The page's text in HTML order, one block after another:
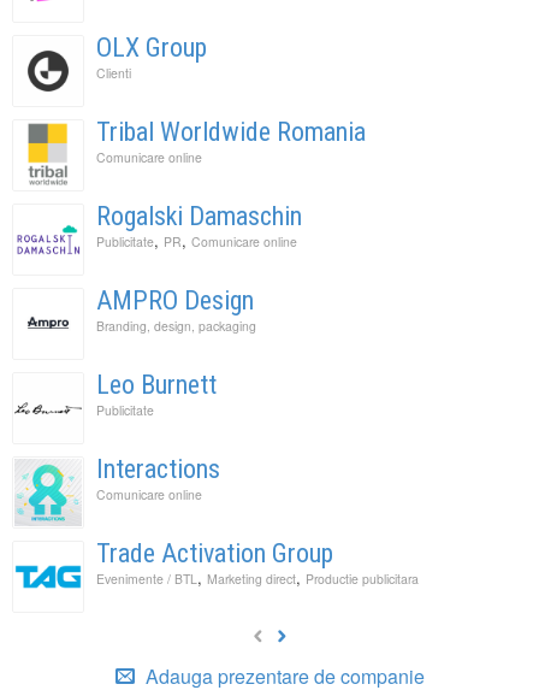
OLX Group
Clienti
Tribal Worldwide Romania
Comunicare online
Rogalski Damaschin
Publicitate, PR, Comunicare online
AMPRO Design
Branding, design, packaging
Leo Burnett
Publicitate
Interactions
Comunicare online
Trade Activation Group
Evenimente / BTL, Marketing direct, Productie publicitara
Adauga prezentare de companie